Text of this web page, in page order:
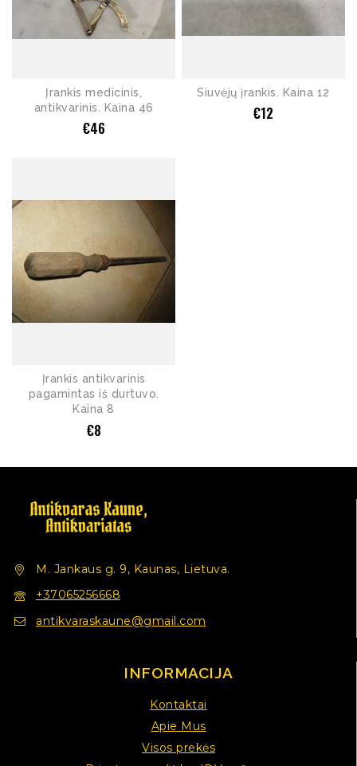
Įrankis medicinis,
antikvarinis. Kaina 46
€46
Siuvėjų įrankis. Kaina 12
€12
Įrankis antikvarinis
pagamintas iš durtuvo.
Kaina 8
€8
M. Jankaus g. 9, Kaunas, Lietuva.
+37065256668
antikvaraskaune@gmail.com
INFORMACIJA
Kontaktai
Apie Mus
Visos prekės